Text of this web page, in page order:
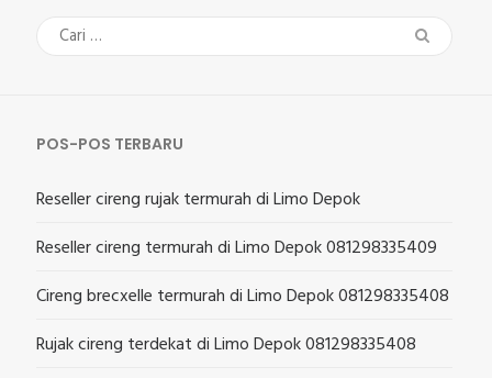
Cari
untuk:
POS-POS TERBARU
Reseller cireng rujak termurah di Limo Depok
Reseller cireng termurah di Limo Depok 081298335409
Cireng brecxelle termurah di Limo Depok 081298335408
Rujak cireng terdekat di Limo Depok 081298335408